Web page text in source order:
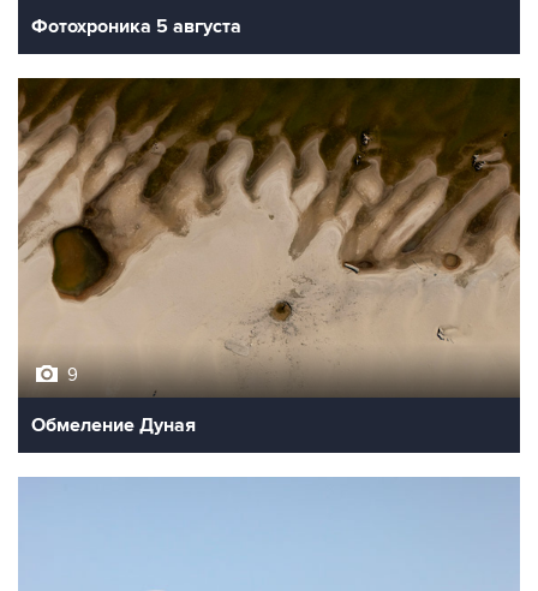
Фотохроника 5 августа
9
Обмеление Дуная